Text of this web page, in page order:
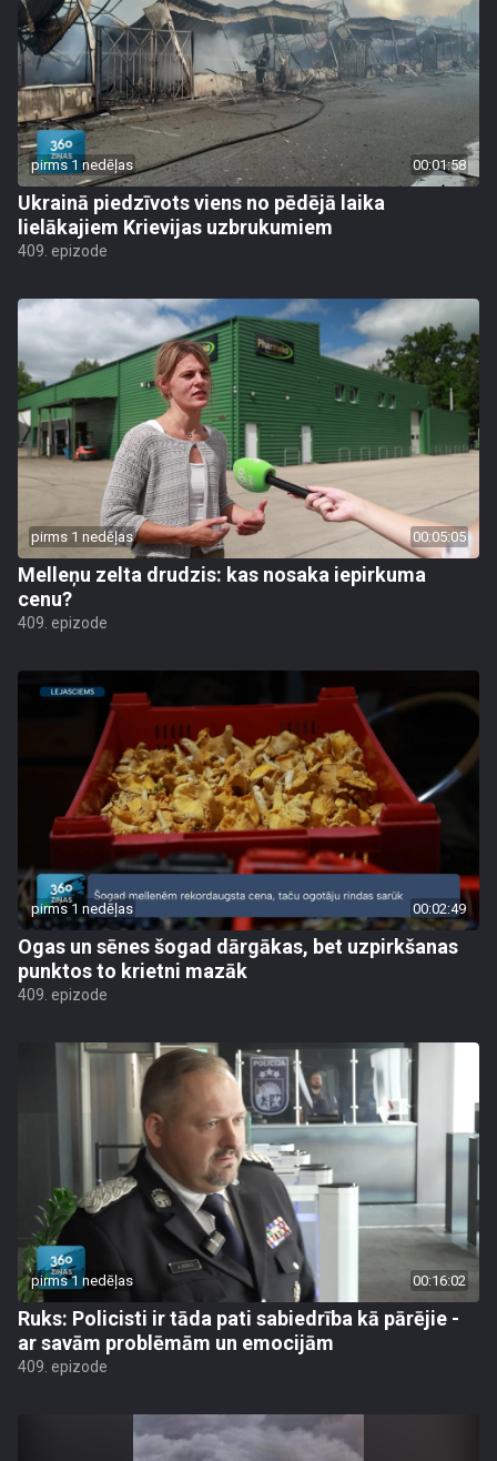
pirms 1 nedēļas 00:01:58
Ukrainā piedzīvots viens no pēdējā laika
lielākajiem Krievijas uzbrukumiem
409. epizode
pirms 1 nedēļas 00:05:05
Melleņu zelta drudzis: kas nosaka iepirkuma
cenu?
409. epizode
pirms 1 nedēļas 00:02:49
Ogas un sēnes šogad dārgākas, bet uzpirkšanas
punktos to krietni mazāk
409. epizode
pirms 1 nedēļas 00:16:02
Ruks: Policisti ir tāda pati sabiedrība kā pārējie -
ar savām problēmām un emocijām
409. epizode